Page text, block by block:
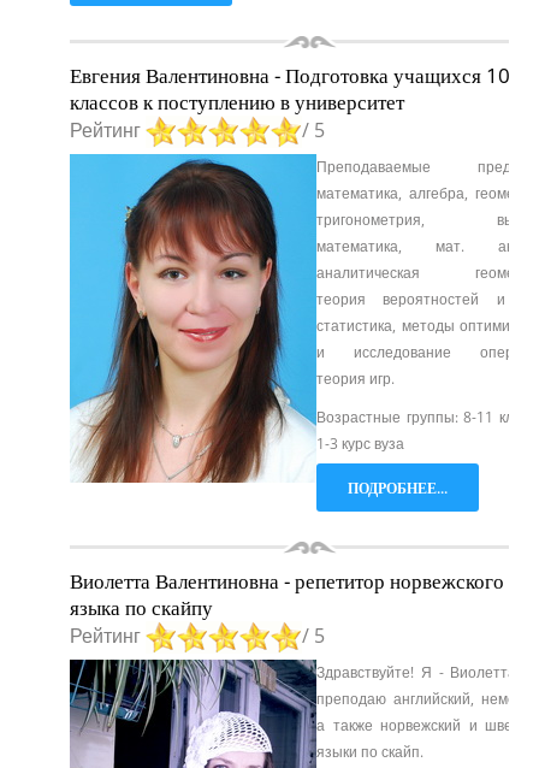
Евгения Валентиновна - Подготовка учащихся 10-11
классов к поступлению в университет
Рейтинг / 5
Преподаваемые
математика, алгебра,
тригонометрия,
математика, мат.
аналитическая
теория вероятностей и
статистика, методы
и исследование
теория игр.
Возрастные группы: 8-11
1-3 курс вуза
ПОДРОБНЕЕ...
Виолетта Валентиновна - репетитор норвежского
языка по скайпу
Рейтинг / 5
Здравствуйте! Я - Виолетта,
преподаю английский,
а также норвежский и
языки по скайп.